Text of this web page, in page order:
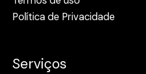
Política de Privacidade
Serviços